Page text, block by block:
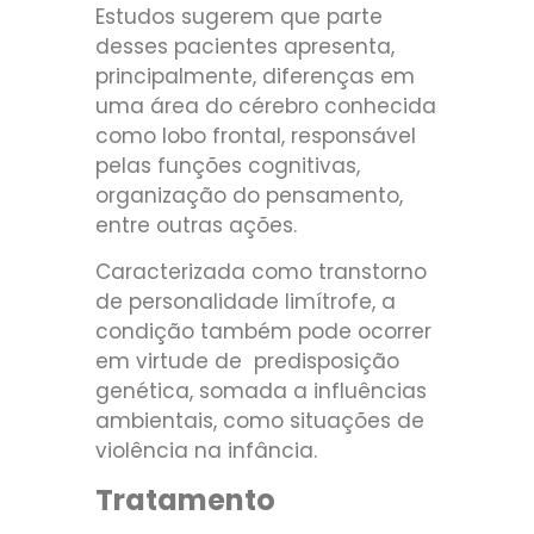
Estudos sugerem que parte
desses pacientes apresenta,
principalmente, diferenças em
uma área do cérebro conhecida
como lobo frontal, responsável
pelas funções cognitivas,
organização do pensamento,
entre outras ações.
Caracterizada como transtorno
de personalidade limítrofe​, a
condição também pode ocorrer
em virtude de predisposição
genética, somada a influências
ambientais, como situações de
violência na infância.
Tratamento